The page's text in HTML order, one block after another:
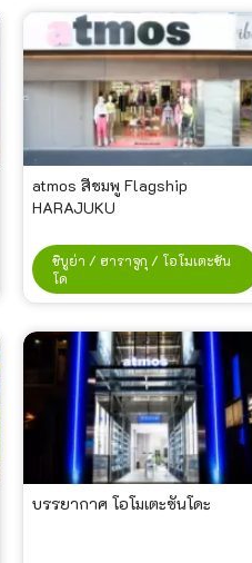
atmos สีชมพู Flagship
HARAJUKU
ชิบูย่า / ฮาราจูกุ / โอโมเตะซัน
โด
บรรยากาศ โอโมเตะซันโดะ